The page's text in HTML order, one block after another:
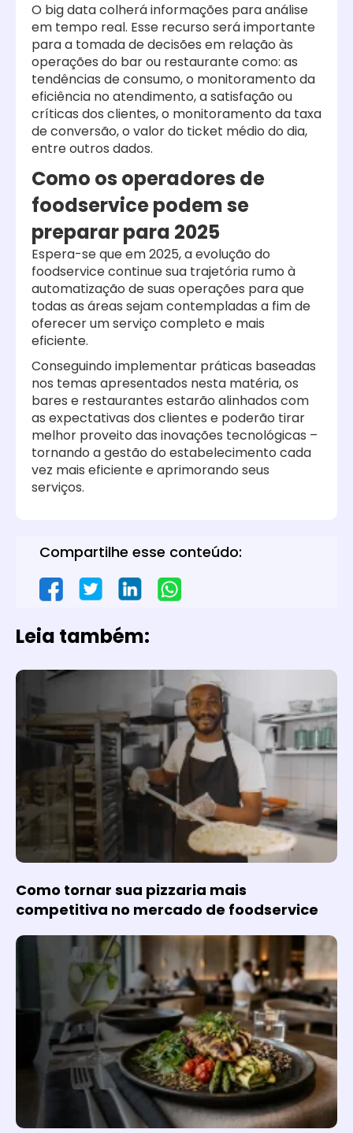
O big data colherá informações para análise
em tempo real. Esse recurso será importante
para a tomada de decisões em relação às
operações do bar ou restaurante como: as
tendências de consumo, o monitoramento da
eficiência no atendimento, a satisfação ou
críticas dos clientes, o monitoramento da taxa
de conversão, o valor do ticket médio do dia,
entre outros dados.
Como os operadores de
foodservice podem se
preparar para 2025
Espera-se que em 2025, a evolução do
foodservice continue sua trajetória rumo à
automatização de suas operações para que
todas as áreas sejam contempladas a fim de
oferecer um serviço completo e mais
eficiente.
Conseguindo implementar práticas baseadas
nos temas apresentados nesta matéria, os
bares e restaurantes estarão alinhados com
as expectativas dos clientes e poderão tirar
melhor proveito das inovações tecnológicas –
tornando a gestão do estabelecimento cada
vez mais eficiente e aprimorando seus
serviços.
Compartilhe esse conteúdo:
Leia também:
Como tornar sua pizzaria mais
competitiva no mercado de foodservice